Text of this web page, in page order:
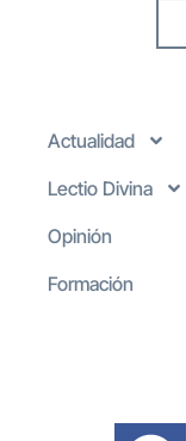
Actualidad
Lectio Divina
Opinión
Formación